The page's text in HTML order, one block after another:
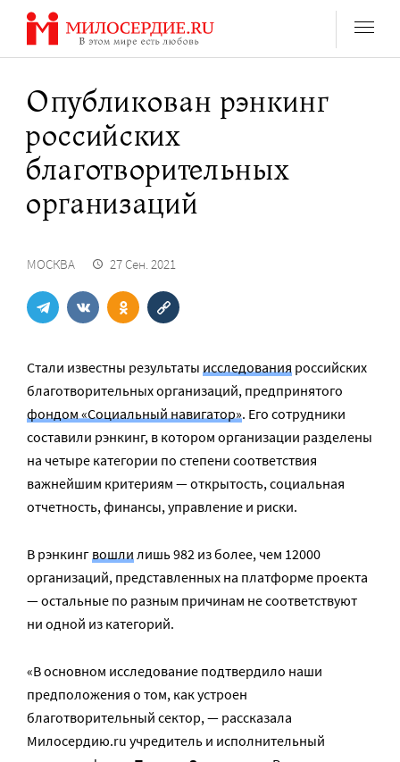
Перейти
содержанию
Опубликован рэнкинг
российских
благотворительных
организаций
МОСКВА 27 Сен. 2021
Стали известны результаты исследования российских
благотворительных организаций, предпринятого
фондом «Социальный навигатор». Его сотрудники
составили рэнкинг, в котором организации разделены
на четыре категории по степени соответствия
важнейшим критериям — открытость, социальная
отчетность, финансы, управление и риски.
В рэнкингвошлилишь 982 из более, чем 12000
организаций, представленных на платформе проекта
— остальные по разным причинам не соответствуют
ни одной из категорий.
«В основном исследование подтвердило наши
предположения о том, как устроен
благотворительный сектор, — рассказала
Милосердию.ru учредитель и исполнительный